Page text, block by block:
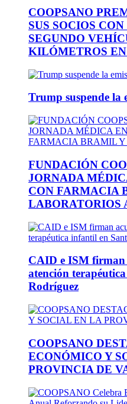
COOPSANO
SUS SOCIOS
SEGUNDO
KILÓMETROS
Trump suspende la
FUNDACIÓN
JORNADA
CON FARMACIA
LABORATORIOS
CAID e ISM firman
atención
Rodríguez
COOPSANO
ECONÓMICO Y
PROVINCIA DE